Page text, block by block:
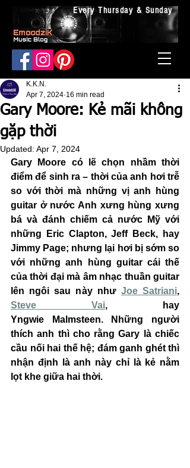
Every Thursday & Sunday
Gary Moore: Kẻ mãi không
gặp thời
K.K.N.
Apr 7, 2024 16 min read
Updated: Apr 7, 2024
Gary Moore có lẽ chọn nhầm thời
điểm để sinh ra – thời của anh hơi trễ
so với thời mà những vị anh hùng
guitar ở nước Anh xưng hùng xưng
bá và đánh chiếm cả nước Mỹ với
những Eric Clapton, Jeff Beck, hay
Jimmy Page; nhưng lại hơi bị sớm so
với những anh hùng guitar cái thế
của thời đại mà âm nhạc thuần guitar
lên ngôi sau này như Joe Satriani
Steve Vai, hay
Yngwie Malmsteen. Những người
thích anh thì cho rằng Gary là chiếc
cầu nối hai thế hệ; đám ganh ghét thì
nhận định là anh này chỉ là kẻ nằm
lọt khe giữa hai thời.